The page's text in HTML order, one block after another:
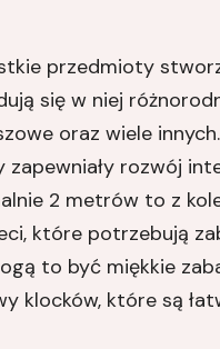
przedmioty
się w niej
oraz wiele
rozwój
2 metrów to z
które potrzebują
to być miękkie
klocków, które są